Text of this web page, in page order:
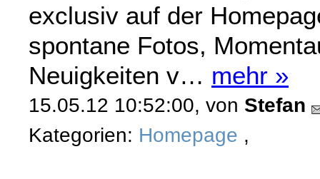
exclusiv auf der
spontane Fotos,
Neuigkeiten v… mehr »
15.05.12 10:52:00, von Stefan
Kategorien: Homepage ,